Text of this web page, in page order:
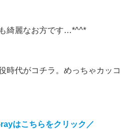
綺麗なお方です…*^^*
時代がコチラ。めっちゃカッコ
はこちらをクリック／